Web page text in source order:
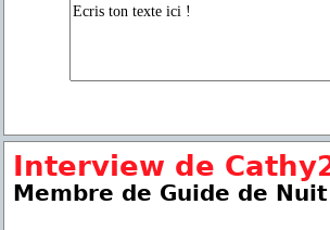
Interview de
Membre de Guide de Nuit